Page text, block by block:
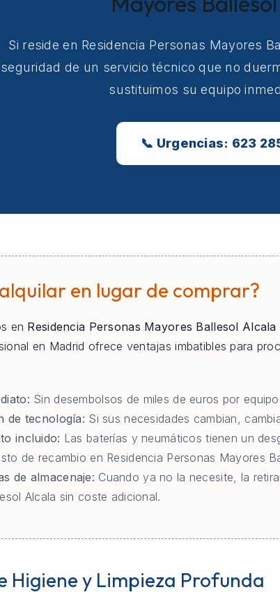
Si reside en Residencia Personas Mayores
seguridad de un servicio técnico que no
sustituimos su equipo
📞 Urgencias: 623
en lugar de comprar?
en Residencia Personas Mayores Ballesol Alcala
en Madrid ofrece ventajas imbatibles para
Sin desembolsos de miles de euros por
de tecnología: Si sus necesidades cambian,
incluido: Las baterías y neumáticos tienen un
de recambio en Residencia Personas Mayores
de almacenaje: Cuando ya no la necesite, la
Alcala sin coste adicional.
Higiene y Limpieza Profunda